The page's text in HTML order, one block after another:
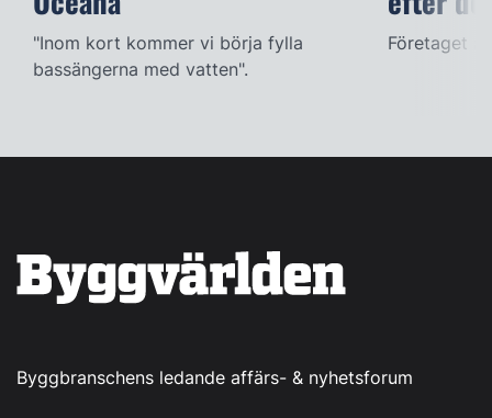
"Inom kort kommer vi börja fylla
bassängerna med vatten".
Företaget
Byggbranschens ledande affärs- & nyhetsforum